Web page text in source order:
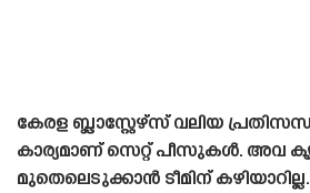
കേരള ബ്ലാസ്റ്റേഴ്‌സ് വലിയ
കാര്യമാണ് സെറ്റ് പീസുകൾ. അവ
മുതെലെടുക്കാൻ ടീമിന്